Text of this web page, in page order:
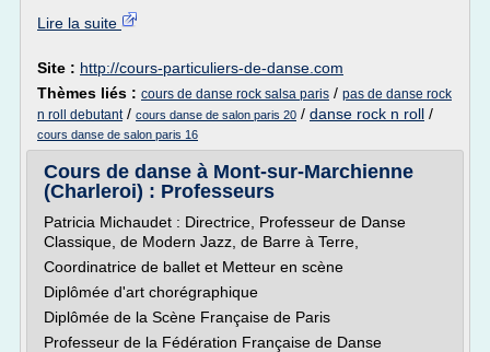
Lire la suite
Site : http://cours-particuliers-de-danse.com
Thèmes liés : cours de danse rock salsa paris / pas de danse rock
n roll debutant/ cours danse de salon paris 20 / danse rock n roll /
cours danse de salon paris 16
Cours de danse à Mont-sur-Marchienne
(Charleroi) : Professeurs
Patricia Michaudet : Directrice, Professeur de Danse
Classique, de Modern Jazz, de Barre à Terre,
Coordinatrice de ballet et Metteur en scène
Diplômée d'art chorégraphique
Diplômée de la Scène Française de Paris
Professeur de la Fédération Française de Danse